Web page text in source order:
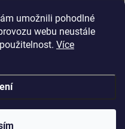
umožnili pohodlné
webu neustále
Více
- www.krokido.cz
. Všechna práva vyhrazena.